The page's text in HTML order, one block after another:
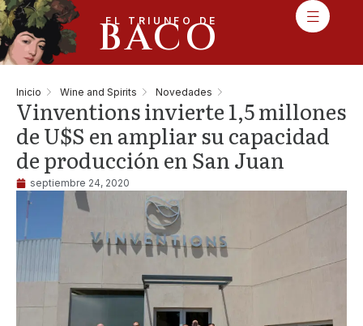
EL TRIUNFO DE
BACO
Inicio Wine and Spirits Novedades
Vinventions invierte 1,5 millones
de U$S en ampliar su capacidad
de producción en San Juan
septiembre 24, 2020